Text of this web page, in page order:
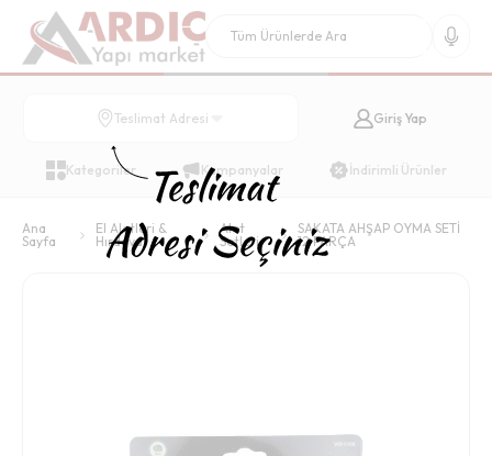
Teslimat Adresi Giriş Yap
Kategoriler Kampanyalar İndirimli Ürünler
Ana
Sayfa
El Aletleri &
Hırdavat
Alet
Setleri
SAKATA AHŞAP OYMA SETİ
12 PARÇA